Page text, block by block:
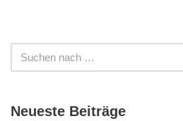
Neueste Beiträge